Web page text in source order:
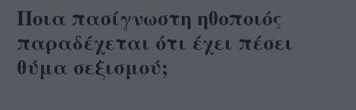
Ποια πασίγνωστη ηθοποιός
παραδέχεται ότι έχει πέσει
θύμα σεξισμού;